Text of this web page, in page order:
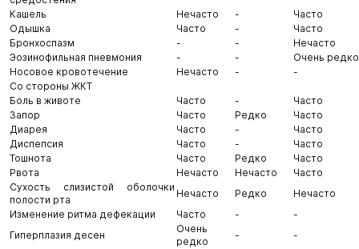
Кашель
Нечасто -
Часто
Одышка
Часто -
Часто
Бронхоспазм
- -
Нечасто
Эозинофильная пневмония
- -
Очень редко
Носовое кровотечение
Нечасто -
-
Со стороны ЖКТ
Боль в животе
Часто -
Часто
Запор
Часто Редко
Часто
Диарея
Часто -
Часто
Диспепсия
Часто -
Часто
Тошнота
Часто Редко
Часто
Рвота
Нечасто Нечасто
Часто
Сухость слизистой оболочки
полости рта
Нечасто Редко
Нечасто
Изменение ритма дефекации
Часто -
-
Гиперплазия десен
Очень
редко
- -